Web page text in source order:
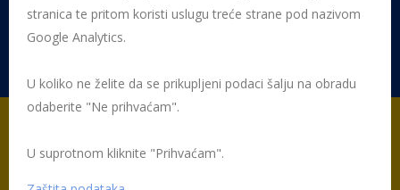
Pon - Pet 08:00 - 16:00
Rujevica 9/1, 51000 Rijeka
Početna Posljednje objavljene novosti
stranica te pritom koristi uslugu treće strane pod nazivom
Google Analytics.
U koliko ne želite da se prikupljeni podaci šalju na obradu
odaberite "Ne prihvaćam".
U suprotnom kliknite "Prihvaćam".